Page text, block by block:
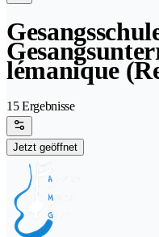
lémanique
15 Ergebnisse
Jetzt geöffnet